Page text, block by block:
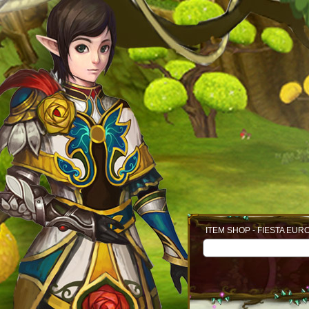
ITEM SHOP - FIESTA